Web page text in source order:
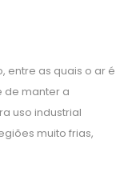
entre as quais o ar é
de manter a
uso industrial
muito frias,